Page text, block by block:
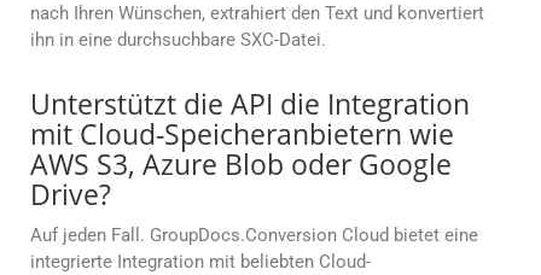
nach Ihren Wünschen, extrahiert den Text und konvertiert
ihn in eine durchsuchbare SXC-Datei.
Unterstützt die API die Integration
mit Cloud-Speicheranbietern wie
AWS S3, Azure Blob oder Google
Drive?
Auf jeden Fall. GroupDocs.Conversion Cloud bietet eine
integrierte Integration mit beliebten Cloud-